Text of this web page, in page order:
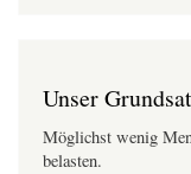
Unser
Möglichst wenig
belasten.